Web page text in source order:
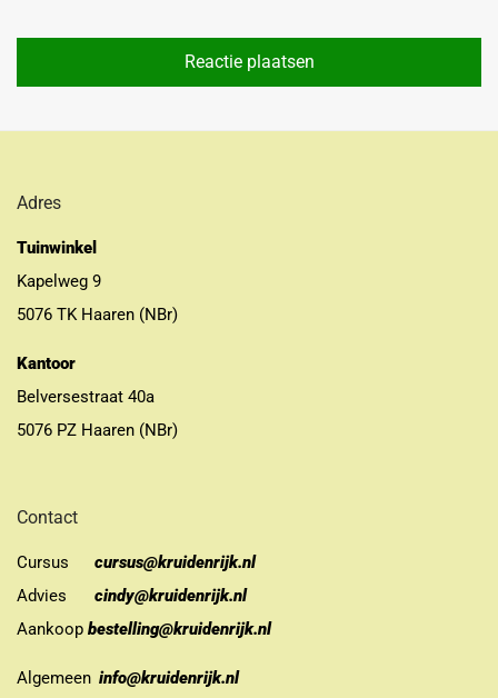
Adres
Tuinwinkel
Kapelweg 9
5076 TK Haaren (NBr)
Kantoor
Belversestraat 40a
5076 PZ Haaren (NBr)
Contact
Cursus
cursus@kruidenrijk.nl
Advies
cindy@kruidenrijk.nl
Aankoop bestelling@kruidenrijk.nl
Algemeen info@kruidenrijk.nl